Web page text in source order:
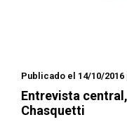
Publicado el 14/10/2016
Entrevista
Chasquetti